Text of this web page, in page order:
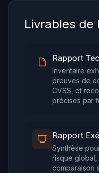
Livrables de
Rapport
Inventaire
preuves de
CVSS, et
précises par
Rapport
Synthèse
risque global,
comparaison